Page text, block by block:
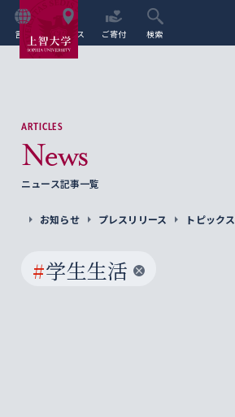
言語 アクセス ご寄付 検索
ARTICLES
News
ニュース記事一覧
お知らせ プレスリリース トピックス
#学生生活